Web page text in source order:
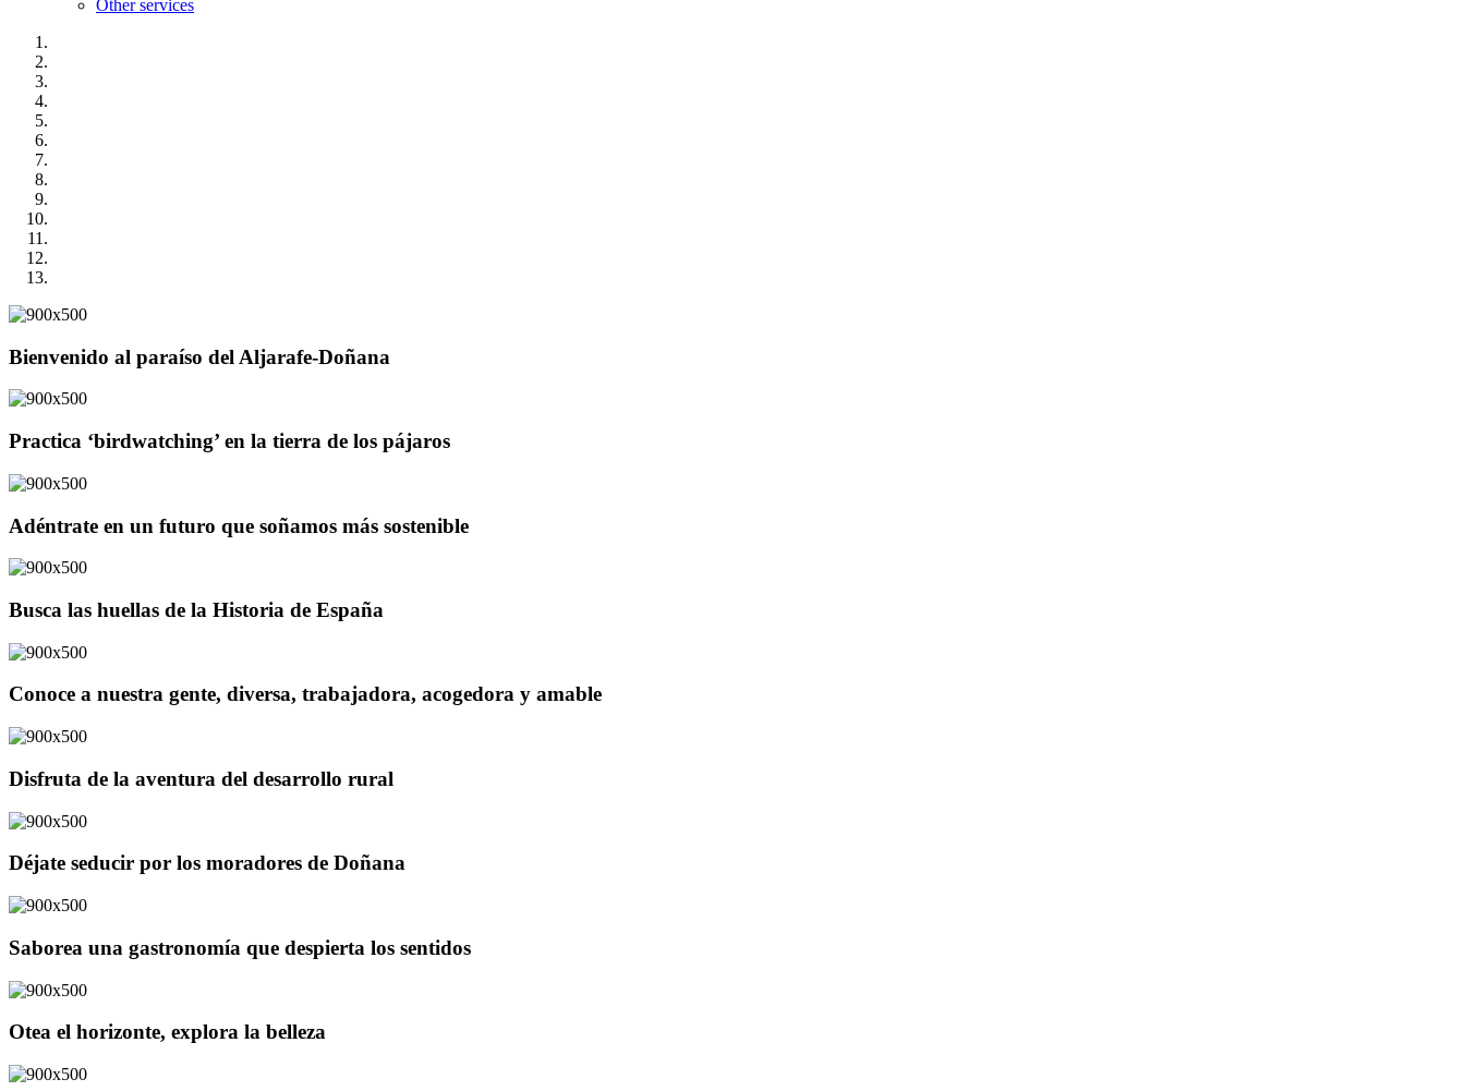
Other services
Bienvenido al paraíso del Aljarafe-Doñana
Practica ‘birdwatching’ en la tierra de los pájaros
Adéntrate en un futuro que soñamos más sostenible
Busca las huellas de la Historia de España
Conoce a nuestra gente, diversa, trabajadora, acogedora y amable
Disfruta de la aventura del desarrollo rural
Déjate seducir por los moradores de Doñana
Saborea una gastronomía que despierta los sentidos
Otea el horizonte, explora la belleza